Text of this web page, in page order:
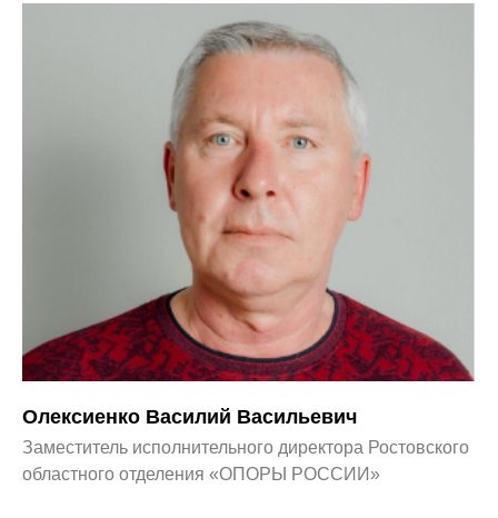
Олексиенко Василий Васильевич
Заместитель исполнительного директора Ростовского
областного отделения «ОПОРЫ РОССИИ»